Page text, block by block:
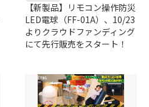
【新製品】リモコン操作防災
LED電球（FF-01A）、10/23
よりクラウドファンディング
にて先行販売をスタート！